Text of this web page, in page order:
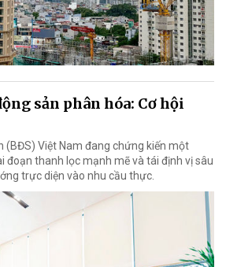
sản phân hóa: Cơ hội
(BĐS) Việt Nam đang chứng kiến một
đoạn thanh lọc mạnh mẽ và tái định vị sâu
trực diện vào nhu cầu thực.